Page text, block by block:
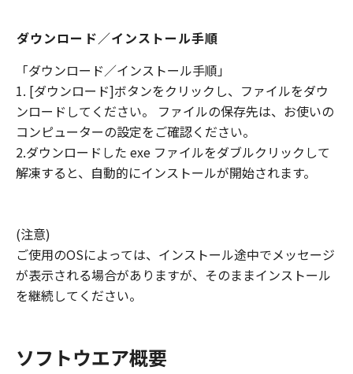
ダウンロード／インストール手順
「ダウンロード／インストール手順」
1. [ダウンロード]ボタンをクリックし、ファイルをダウ
ンロードしてください。 ファイルの保存先は、お使いの
コンピューターの設定をご確認ください。
2.ダウンロードした exe ファイルをダブルクリックして
解凍すると、自動的にインストールが開始されます。
(注意)
ご使用のOSによっては、インストール途中でメッセージ
が表示される場合がありますが、そのままインストール
を継続してください。
ソフトウエア概要